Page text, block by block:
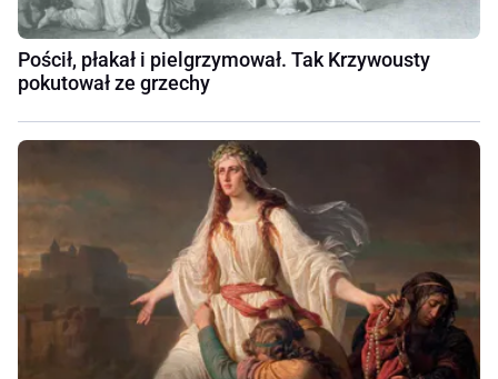
Pościł, płakał i pielgrzymował. Tak Krzywousty
pokutował ze grzechy